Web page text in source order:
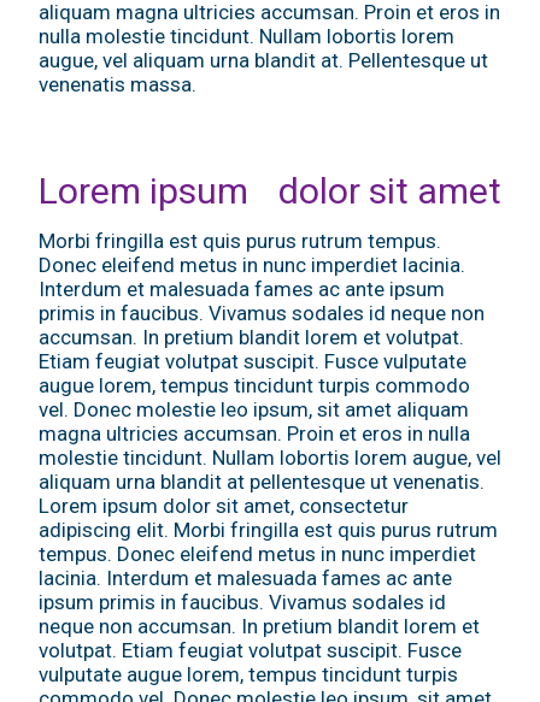
aliquam magna ultricies accumsan. Proin et eros in
nulla molestie tincidunt. Nullam lobortis lorem
augue, vel aliquam urna blandit at. Pellentesque ut
venenatis massa.
Lorem ipsum dolor sit amet
Morbi fringilla est quis purus rutrum tempus.
Donec eleifend metus in nunc imperdiet lacinia.
Interdum et malesuada fames ac ante ipsum
primis in faucibus. Vivamus sodales id neque non
accumsan. In pretium blandit lorem et volutpat.
Etiam feugiat volutpat suscipit. Fusce vulputate
augue lorem, tempus tincidunt turpis commodo
vel. Donec molestie leo ipsum, sit amet aliquam
magna ultricies accumsan. Proin et eros in nulla
molestie tincidunt. Nullam lobortis lorem augue, vel
aliquam urna blandit at pellentesque ut venenatis.
Lorem ipsum dolor sit amet, consectetur
adipiscing elit. Morbi fringilla est quis purus rutrum
tempus. Donec eleifend metus in nunc imperdiet
lacinia. Interdum et malesuada fames ac ante
ipsum primis in faucibus. Vivamus sodales id
neque non accumsan. In pretium blandit lorem et
volutpat. Etiam feugiat volutpat suscipit. Fusce
vulputate augue lorem, tempus tincidunt turpis